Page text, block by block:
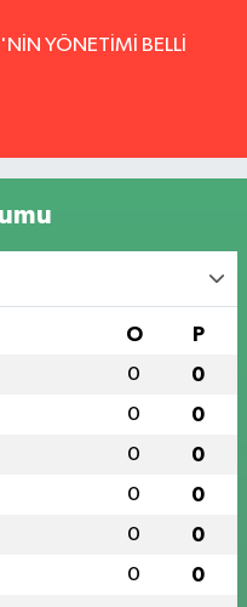
YÖNETİMİ BELLİ
O P
0 0
0 0
0 0
0 0
0 0
0 0